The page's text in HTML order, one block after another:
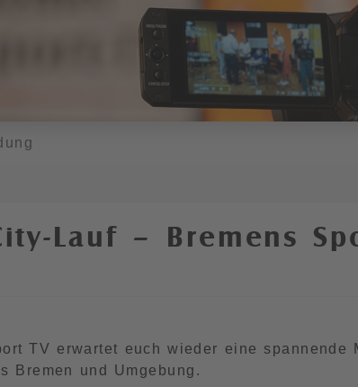
Lauf – Bremens
TV erwartet euch wieder eine spannende
Bremen und Umgebung.